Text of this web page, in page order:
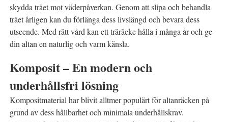
skydda träet mot väderpåverkan. Genom att slipa och behandla
träet årligen kan du förlänga dess livslängd och bevara dess
utseende. Med rätt vård kan ett träräcke hålla i många år och ge
din altan en naturlig och varm känsla.
Komposit – En modern och
underhållsfri lösning
Kompositmaterial har blivit alltmer populärt för altanräcken på
grund av dess hållbarhet och minimala underhållskrav.